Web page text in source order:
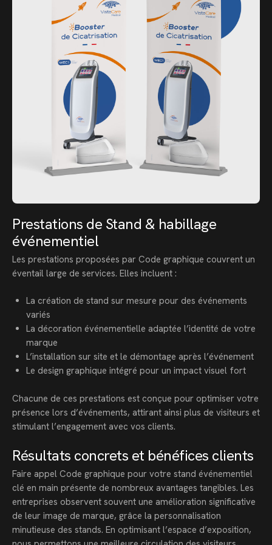
Prestations de Stand & habillage
événementiel
Les prestations proposées par Code graphique couvrent un
éventail large de services. Elles incluent :
La création de stand sur mesure pour des événements
variés
La décoration événementielle adaptée l’identité de votre
marque
L’installation sur site et le démontage après l’événement
Le design graphique intégré pour un impact visuel fort
Chacune de ces prestations est conçue pour optimiser votre
présence lors d’événements, attirant ainsi plus de visiteurs et
stimulant l’engagement avec vos clients.
Résultats concrets et bénéfices clients
Faire appel Code graphique pour votre stand événementiel
clé en main présente de nombreux avantages tangibles. Les
entreprises observent souvent une amélioration significative
de leur image de marque, grâce la personnalisation
minutieuse des stands. En optimisant l’espace d’exposition,